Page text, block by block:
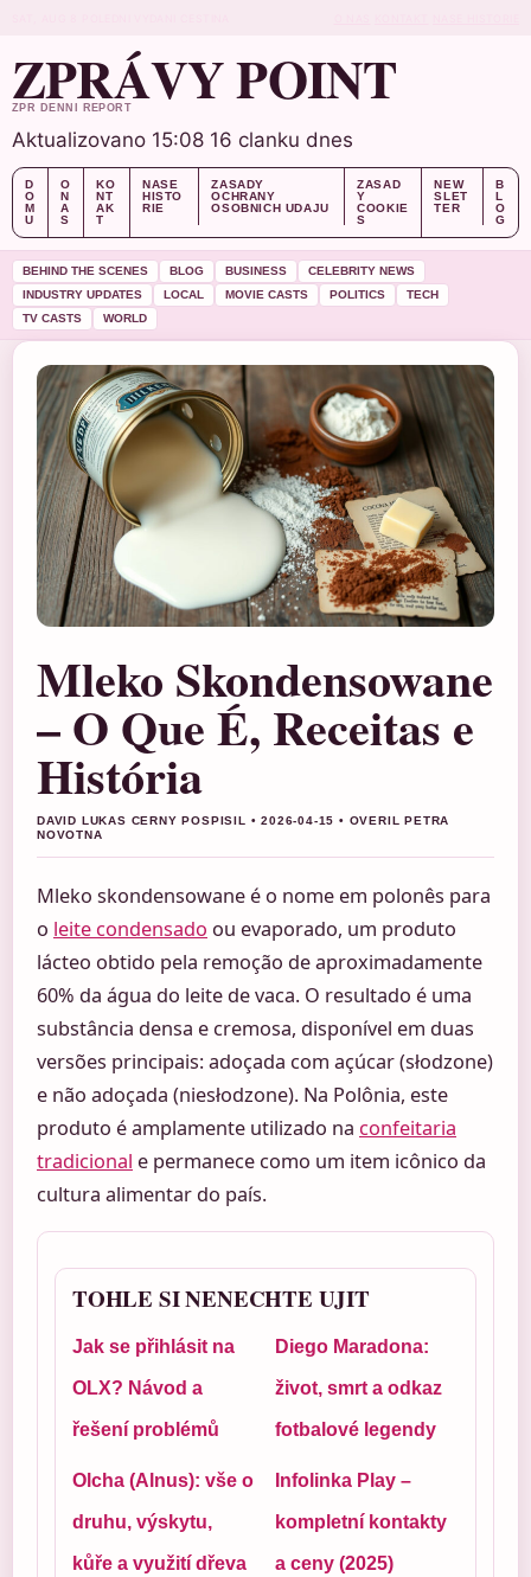
ZPRÁVY POINT
ZPR DENNI REPORT
Aktualizovano 15:08 16 clanku dnes
D
O
M
U
O
N
A
S
KO
NT
AK
T
NASE
HISTO
RIE
ZASADY
OCHRANY
OSOBNICH UDAJU
ZASAD
Y
COOKIE
S
NEW
SLET
TER
B
L
O
G
BEHIND THE SCENES BLOG BUSINESS
CELEBRITY NEWS
INDUSTRY UPDATES
LOCAL MOVIE CASTS POLITICS
TECH
TV CASTS
WORLD
Mleko Skondensowane
– O Que É, Receitas e
História
DAVID LUKAS CERNY POSPISIL • 2026-04-15 • OVERIL PETRA
NOVOTNA
Mleko skondensowane é o nome em polonês para
o leite condensado ou evaporado, um produto
lácteo obtido pela remoção de aproximadamente
60% da água do leite de vaca. O resultado é uma
substância densa e cremosa, disponível em duas
versões principais: adoçada com açúcar (słodzone)
e não adoçada (niesłodzone). Na Polônia, este
produto é amplamente utilizado na confeitaria
tradicional e permanece como um item icônico da
cultura alimentar do país.
TOHLE SI NENECHTE UJIT
Jak se přihlásit na
OLX? Návod a
řešení problémů
Diego Maradona:
život, smrt a odkaz
fotbalové legendy
Olcha (Alnus): vše o
druhu, výskytu,
kůře a využití dřeva
Infolinka Play –
kompletní kontakty
a ceny (2025)